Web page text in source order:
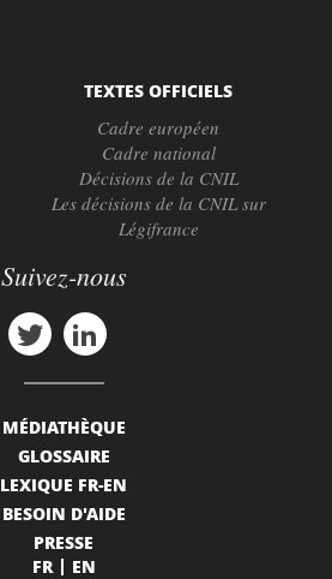
TEXTES OFFICIELS
Cadre européen
Cadre national
Décisions de la CNIL
Les décisions de la CNIL sur
Légifrance
Suivez-nous
MÉDIATHÈQUE
GLOSSAIRE
LEXIQUE FR-EN
BESOIN D'AIDE
PRESSE
FR
EN